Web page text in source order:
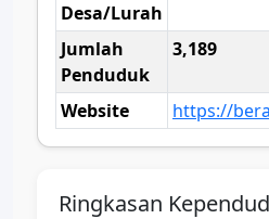
Desa/Lurah
Jumlah
Penduduk
3,189
Website https://
Ringkasan